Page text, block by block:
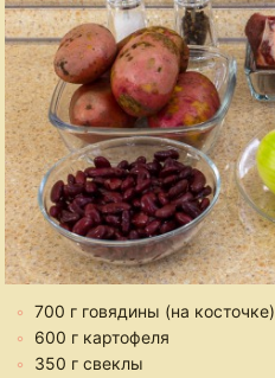
700 г говядины (на косточке)
600 г картофеля
350 г свеклы